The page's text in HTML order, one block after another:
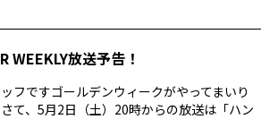
WEEKLY放送予告！
フですゴールデンウィークがやってまいり
て、5月2日（土）20時からの放送は「ハン